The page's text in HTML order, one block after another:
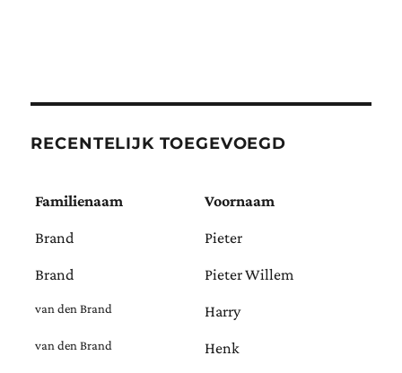
RECENTELIJK TOEGEVOEGD
Familienaam Voornaam
Brand Pieter
Brand Pieter Willem
van den Brand Harry
van den Brand Henk